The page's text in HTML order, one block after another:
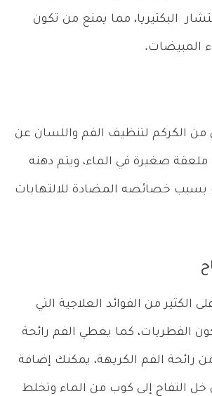
البكتيريا، مما يمنع من تكون
المبيضات.
الكركم لتنظيف الفم واللسان عن
صغيرة في الماء، ويتم دهنه
بسبب خصائصه المضادة للالتهابات
الكثير من الفوائد العلاجية التي
الفطريات، كما يعطي الفم رائحة
رائحة الفم الكريهة، يمكنك إضافة
التفاح إلى كوب من الماء وتخلط